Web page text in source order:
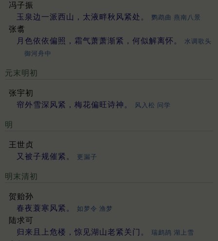
冯子振
玉泉边一派西山，太液畔秋风紧处。
鹦鹉曲 燕南八景
张翥
月色依依偏照，霜气萧萧渐紧，何似解离怀。
水调歌头
御河舟中
元末明初
张宇初
帘外雪深风紧，梅花偏旺诗神。
风入松 问学
明
王世贞
又被子规催紧。
更漏子
明末清初
贺贻孙
春夜蓑寒风紧。
如梦令 渔梦
陆求可
归来且上危楼，惊见湖山老紧关门。
瑞鹧鸪 湖上雪